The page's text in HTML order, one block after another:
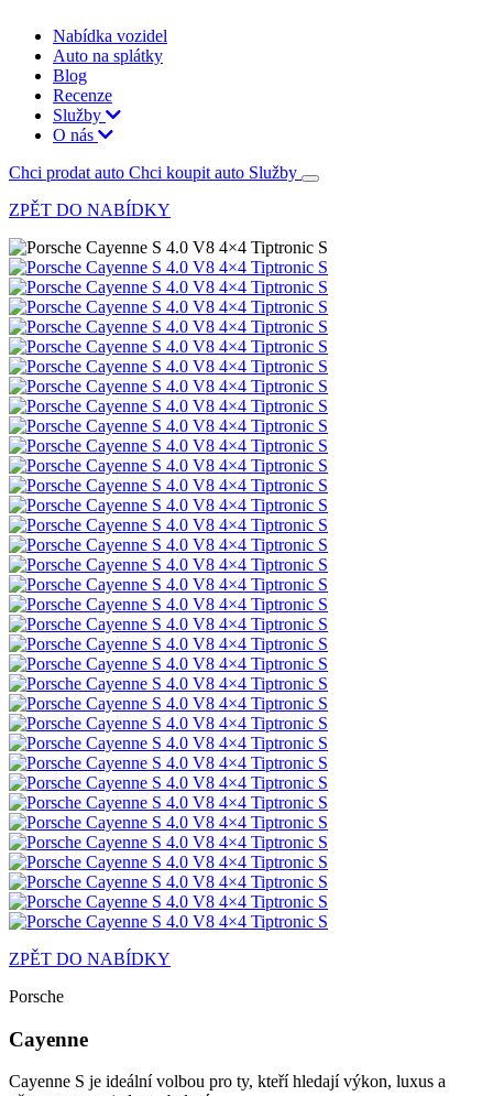
Nabídka vozidel
Auto na splátky
Blog
Recenze
Služby
O nás
Chci prodat auto Chci koupit auto Služby
ZPĚT DO NABÍDKY
ZPĚT DO NABÍDKY
Porsche
Cayenne
Cayenne S je ideální volbou pro ty, kteří hledají výkon, luxus a